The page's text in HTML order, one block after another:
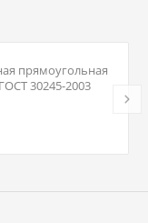
прямоугольная
30245-2003